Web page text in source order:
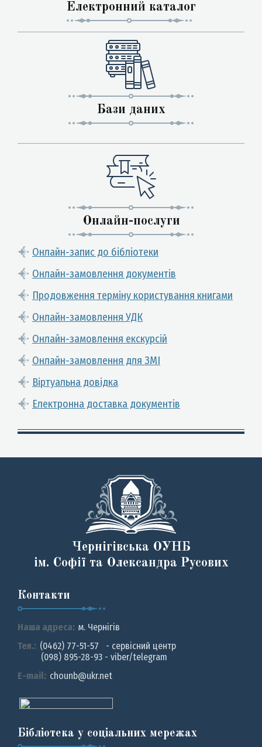
Електронний каталог
Бази даних
Онлайн-послуги
Онлайн-запис до бібліотеки
Онлайн-замовлення документів
Продовження терміну користування книгами
Онлайн-замовлення УДК
Онлайн-замовлення екскурсій
Онлайн-замовлення для ЗМІ
Віртуальна довідка
Електронна доставка документів
Чернігівська ОУНБ
ім. Софії та Олександра Русових
Контакти
Наша адреса: м. Чернiгiв
Тел.: (0462) 77-51-57 - сервісний центр
(098) 895-28-93 - viber/telegram
E-mail: chounb@ukr.net
Бібліотека у соціальних мережах